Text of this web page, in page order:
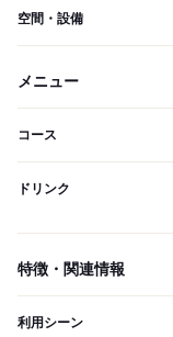
空間・設備
メニュー
コース
ドリンク
特徴・関連情報
利用シーン